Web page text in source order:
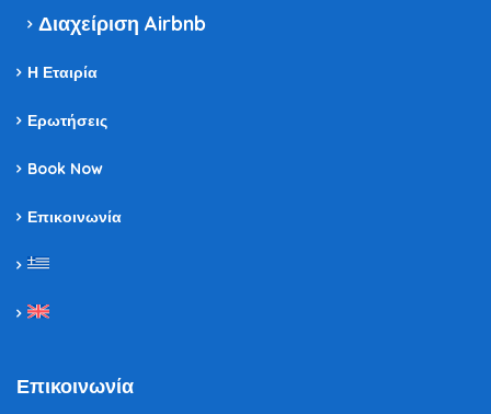
Διαχείριση Airbnb
Η Εταιρία
Ερωτήσεις
Book Now
Επικοινωνία
Επικοινωνία